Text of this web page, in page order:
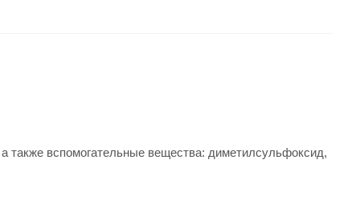
также вспомогательные вещества: диметилсульфоксид,